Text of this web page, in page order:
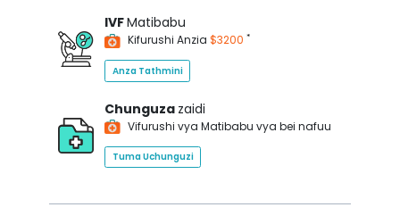
IVFMatibabu
Kifurushi Anzia $3200 *
Anza Tathmini
Chunguza zaidi
Vifurushi vya Matibabu vya bei nafuu
Tuma Uchunguzi